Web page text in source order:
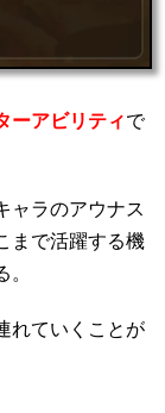
ーアビリティで
ャラのアウナス
まで活躍する機
れていくことが